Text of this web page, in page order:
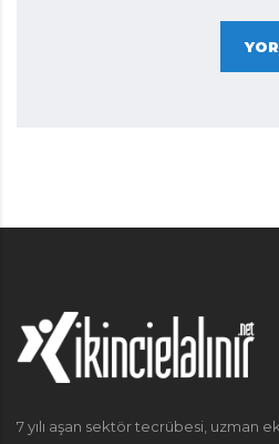
7 yılı aşan sektör tecrübesi, uzman